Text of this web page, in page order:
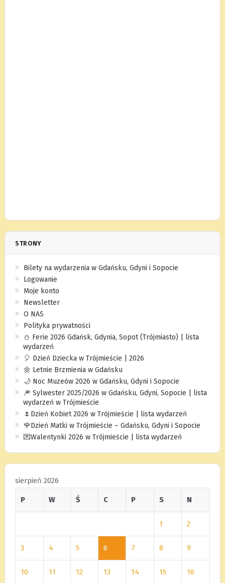
STRONY
Bilety na wydarzenia w Gdańsku, Gdyni i Sopocie
Logowanie
Moje konto
Newsletter
O NAS
Polityka prywatności
⛄️ Ferie 2026 Gdańsk, Gdynia, Sopot (Trójmiasto) | lista
wydarzeń
🎈 Dzień Dziecka w Trójmieście | 2026
🌼 Letnie Brzmienia w Gdańsku
🌙 Noc Muzeów 2026 w Gdańsku, Gdyni i Sopocie
🎆 Sylwester 2025/2026 w Gdańsku, Gdyni, Sopocie | lista
wydarzeń w Trójmieście
🌷Dzień Kobiet 2026 w Trójmieście | lista wydarzeń
🌹Dzień Matki w Trójmieście – Gdańsku, Gdyni i Sopocie
💌Walentynki 2026 w Trójmieście | lista wydarzeń
sierpień 2026
P W Ś C P S N
1 2
3 4 5 6 7 8 9
10 11 12 13 14 15 16